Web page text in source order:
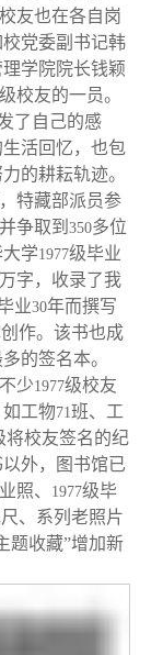
友也在各自岗
党委副书记韩
学院院长钱颖
级校友的一员。
了自己的感
活回忆，也包
的耕耘轨迹。
特藏部派员参
争取到 350多位
学1977级毕业
字，收录了我
业30年而撰写
作。该书也成
的签名本。
少1977级校友
工物71班、工
将校友签名的纪
外，图书馆已
照、 1977级毕
、系列老照片
题收藏”增加新